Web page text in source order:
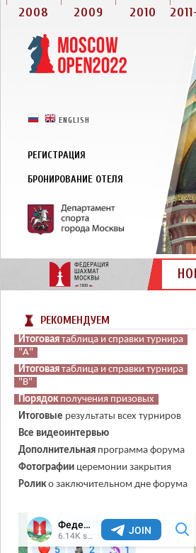
2010
2009
2008
РУССКИЙENGLISH
РЕГИСТРАЦИЯ
БРОНИРОВАНИЕ ОТЕЛЯ
РЕКОМЕНДУЕМ
Итоговая таблица и справки турнира
"А"
Итоговаятаблица и справки турнира
"А"
Итоговаятаблица и справки турнира
"А"
Итоговая таблица и справки турнира
"В"
Итоговаятаблица и справки турнира
"В"
Итоговаятаблица и справки турнира
"В"
Порядокполучения призовых
Порядокполучения призовых
Порядокполучения призовых
Итоговые результаты всех турниров
Все видеоинтервью
Дополнительная программа форума
Фотографии церемонии закрытия
Ролико заключительном дне форума